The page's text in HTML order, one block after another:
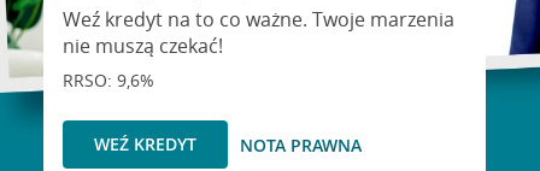
Weź kredyt na to co ważne. Twoje marzenia
nie muszą czekać!
RRSO: 9,6%
WEŹ KREDYT NOTA PRAWNA